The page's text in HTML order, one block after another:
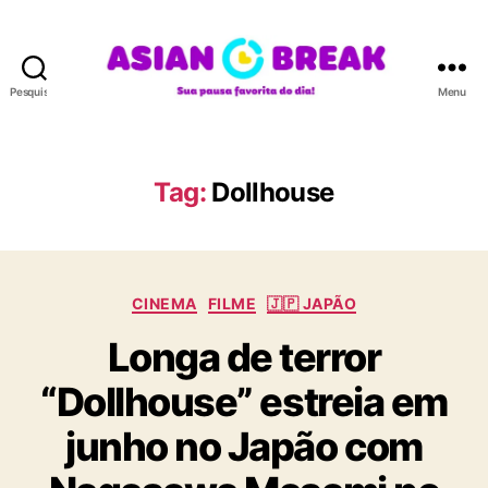
Pesquisar
A
N
R
A
Menu
Tag: Dollhouse
C
t
e
g
i
CINEMA FILME 🇯🇵 JAPÃO
Longa de terror
“Dollhouse” estreia em
junho no Japão com